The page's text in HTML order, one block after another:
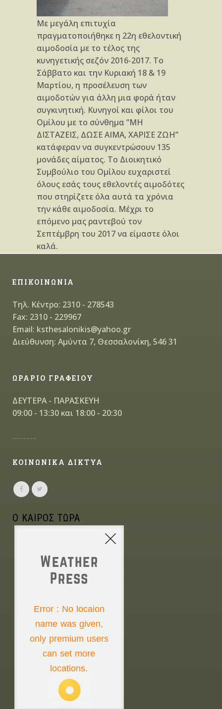
Με μεγάλη επιτυχία
πραγματοποιήθηκε η 22η εθελοντική
αιμοδοσία με τo τέλος της
κυνηγετικής σεζόν 2016-2017. Το
Σάββατο και την Κυριακή 18 & 19
Μαρτίου, η προσέλευση των
αιμοδοτών για άλλη μια φορά ήταν
συγκινητική. Κυνηγοί και φίλοι του
Ομίλου με το σύνθημα ”ΜΗ
ΔΙΣΤΑΖΕΙΣ, ΔΩΣΕ ΑΙΜΑ, ΧΑΡΙΣΕ ΖΩΗ”
κατάφεραν να συγκεντρώσουν 135
μονάδες αίματος. Το Διοικητικό
Συμβούλιο του Ομίλου ευχαριστεί
όλους εσάς τους εθελοντές αιμοδότες
που στηρίζετε όλα αυτά τα χρόνια
την κάθε αιμοδοσία. Μέχρι το
επόμενο μας ραντεβού τον
Σεπτέμβρη του 2017 να είμαστε όλοι
καλά.
ΕΠΙΚΟΙΝΩΝΙΑ
Τηλ. Κέντρο: 2310 - 278543
Fax: 2310 - 229967
Email: ksthesalonikis@yahoo.gr
Διεύθυνση: Αμύντα 7, Θεσσαλονίκη, 546 31
ΩΡΑΡΙΟ ΓΡΑΦΕΙΟΥ
ΔΕΥΤΕΡΑ - ΠΑΡΑΣΚΕΥΗ
09:00 - 13:30 και 18:00 - 20:30
-------
ΚΟΙΝΩΝΙΚΑ ΔΙΚΤΥΑ
Ο ΚΑΙΡΟΣ ΤΩΡΑ
Weather
Press
Error : No locaion
name was given,
only premium users
can set more
locations.
Friday the 7th
00°